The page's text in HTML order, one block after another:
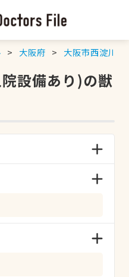
大阪府 大阪市西淀川区
設備あり)の獣